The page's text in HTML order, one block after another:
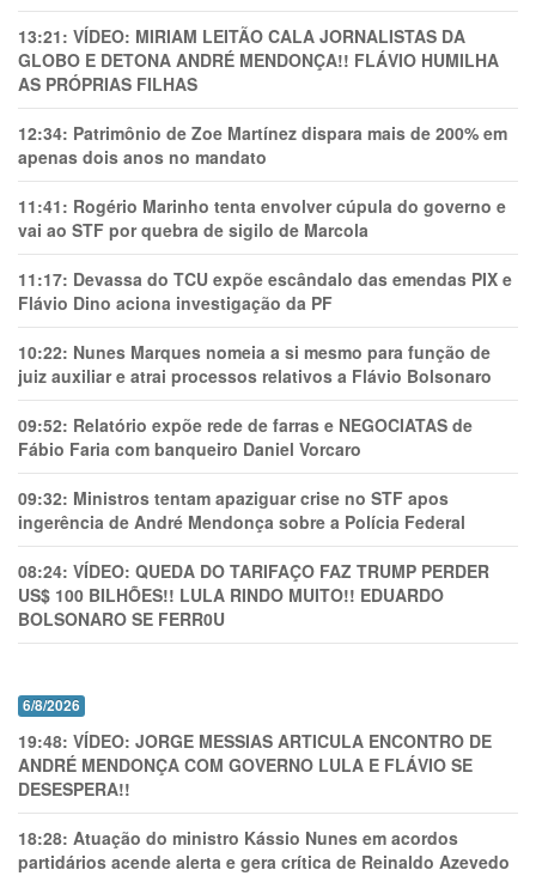
13:21: VÍDEO: MIRIAM LEITÃO CALA JORNALISTAS DA
GLOBO E DETONA ANDRÉ MENDONÇA!! FLÁVIO HUMILHA
AS PRÓPRIAS FILHAS
12:34: Patrimônio de Zoe Martínez dispara mais de 200% em
apenas dois anos no mandato
11:41: Rogério Marinho tenta envolver cúpula do governo e
vai ao STF por quebra de sigilo de Marcola
11:17: Devassa do TCU expõe escândalo das emendas PIX e
Flávio Dino aciona investigação da PF
10:22: Nunes Marques nomeia a si mesmo para função de
juiz auxiliar e atrai processos relativos a Flávio Bolsonaro
09:52: Relatório expõe rede de farras e NEGOCIATAS de
Fábio Faria com banqueiro Daniel Vorcaro
09:32: Ministros tentam apaziguar crise no STF apos
ingerência de André Mendonça sobre a Polícia Federal
08:24: VÍDEO: QUEDA DO TARIFAÇO FAZ TRUMP PERDER
US$ 100 BILHÕES!! LULA RINDO MUITO!! EDUARDO
BOLSONARO SE FERR0U
6/8/2026
19:48: VÍDEO: JORGE MESSIAS ARTICULA ENCONTRO DE
ANDRÉ MENDONÇA COM GOVERNO LULA E FLÁVIO SE
DESESPERA!!
18:28: Atuação do ministro Kássio Nunes em acordos
partidários acende alerta e gera crítica de Reinaldo Azevedo